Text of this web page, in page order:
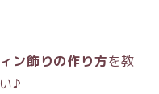
ン飾りの作り方を教
♪